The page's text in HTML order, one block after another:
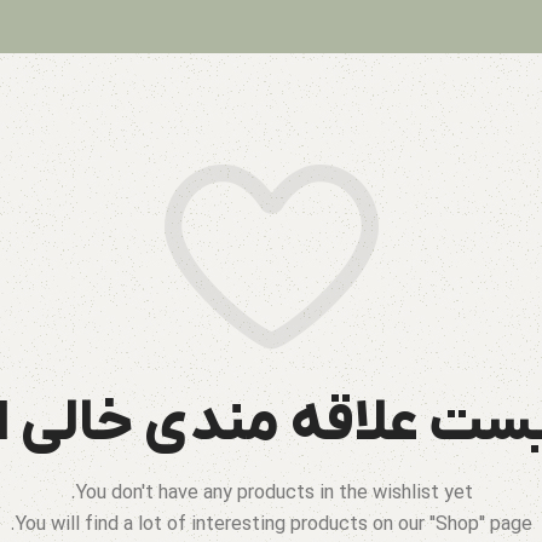
علاقه مندی
You don't have any products in the wishlist yet.
You will find a lot of interesting products on our "Shop" page.